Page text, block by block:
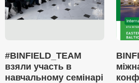
#BINFIELD_TEAM
взяли участь в
навчальному семінарі